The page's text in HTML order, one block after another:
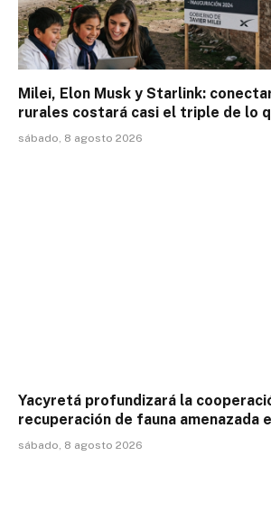
Milei, Elon Musk y Starlink:
rurales costará casi el triple de lo
sábado, 8 agosto 2026
Yacyretá profundizará la
recuperación de fauna amenazada
sábado, 8 agosto 2026